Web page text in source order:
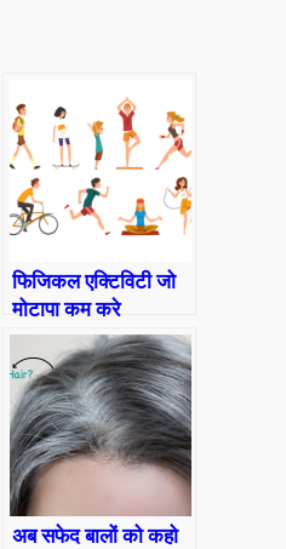
फिजिकल एक्टिविटी जो
मोटापा कम करे
(Physical
Activities to Burn
your Fat)
अब सफेद बालों को कहो